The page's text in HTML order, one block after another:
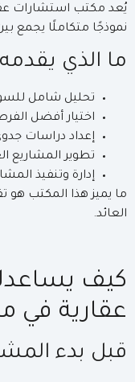
يُعد مكتب استشارات
نموذجًا متكاملًا يجمع
ما الذي
تحليل شامل
اختيار أفضل
إعداد دراسات
تطوير المشاريع
إدارة وتنفيذ
ما يميز هذا المكتب هو
العائد.
كيف
عقارية في
قبل بدء